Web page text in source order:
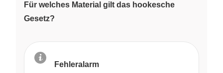
Für welches Material gilt das hookesche
Gesetz?
Fehleralarm